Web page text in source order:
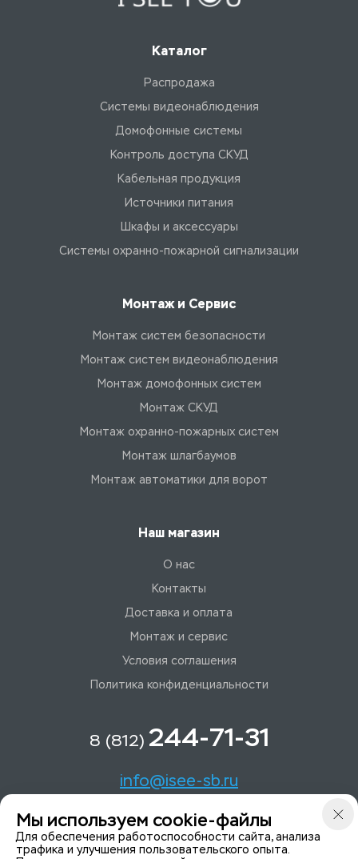
Каталог
Распродажа
Системы видеонаблюдения
Домофонные системы
Контроль доступа СКУД
Кабельная продукция
Источники питания
Шкафы и аксессуары
Системы охранно-пожарной сигнализации
Монтаж и Сервис
Монтаж систем безопасности
Монтаж систем видеонаблюдения
Монтаж домофонных систем
Монтаж СКУД
Монтаж охранно-пожарных систем
Монтаж шлагбаумов
Монтаж автоматики для ворот
Наш магазин
О нас
Контакты
Доставка и оплата
Монтаж и сервис
Условия соглашения
Политика конфиденциальности
8 (812) 244-71-31
info@isee-sb.ru
Светлановский пр-кт, д. 70, корп. 1
Мы используем cookie-файлы
Для обеспечения работоспособности сайта, анализа
трафика и улучшения пользовательского опыта.